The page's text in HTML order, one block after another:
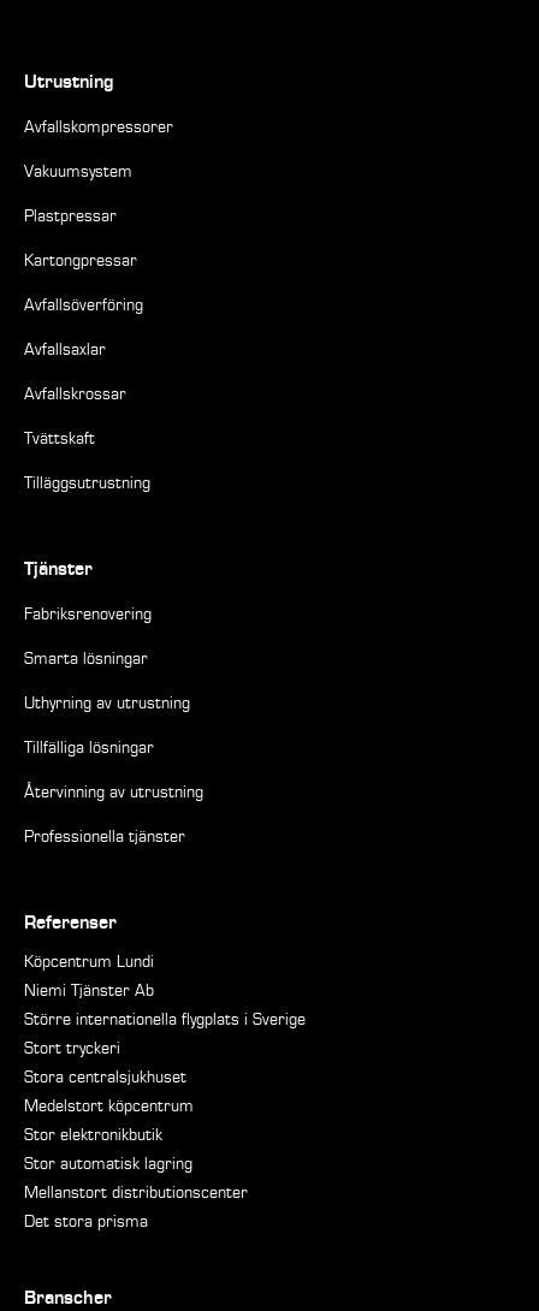
Utrustning
Avfallskompressorer
Vakuumsystem
Plastpressar
Kartongpressar
Avfallsöverföring
Avfallsaxlar
Avfallskrossar
Tvättskaft
Tilläggsutrustning
Tjänster
Fabriksrenovering
Smarta lösningar
Uthyrning av utrustning
Tillfälliga lösningar
Återvinning av utrustning
Professionella tjänster
Referenser
Köpcentrum Lundi
Niemi Tjänster Ab
Större internationella flygplats i Sverige
Stort tryckeri
Stora centralsjukhuset
Medelstort köpcentrum
Stor elektronikbutik
Stor automatisk lagring
Mellanstort distributionscenter
Det stora prisma
Branscher